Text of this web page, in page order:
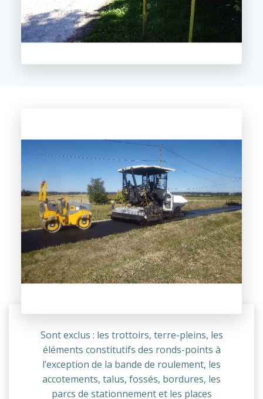
Sont exclus : les trottoirs, terre-pleins, les
éléments constitutifs des ronds-points à
l’exception de la bande de roulement, les
accotements, talus, fossés, bordures, les
parcs de stationnement et les places